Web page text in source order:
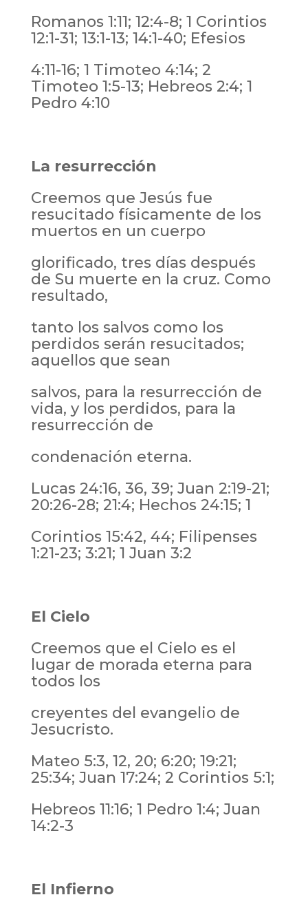
Romanos 1:11; 12:4-8; 1 Corintios
12:1-31; 13:1-13; 14:1-40; Efesios
4:11-16; 1 Timoteo 4:14; 2
Timoteo 1:5-13; Hebreos 2:4; 1
Pedro 4:10
La resurrección
Creemos que Jesús fue
resucitado físicamente de los
muertos en un cuerpo
glorificado, tres días después
de Su muerte en la cruz. Como
resultado,
tanto los salvos como los
perdidos serán resucitados;
aquellos que sean
salvos, para la resurrección de
vida, y los perdidos, para la
resurrección de
condenación eterna.
Lucas 24:16, 36, 39; Juan 2:19-21;
20:26-28; 21:4; Hechos 24:15; 1
Corintios 15:42, 44; Filipenses
1:21-23; 3:21; 1 Juan 3:2
El Cielo
Creemos que el Cielo es el
lugar de morada eterna para
todos los
creyentes del evangelio de
Jesucristo.
Mateo 5:3, 12, 20; 6:20; 19:21;
25:34; Juan 17:24; 2 Corintios 5:1;
Hebreos 11:16; 1 Pedro 1:4; Juan
14:2-3
El Infierno